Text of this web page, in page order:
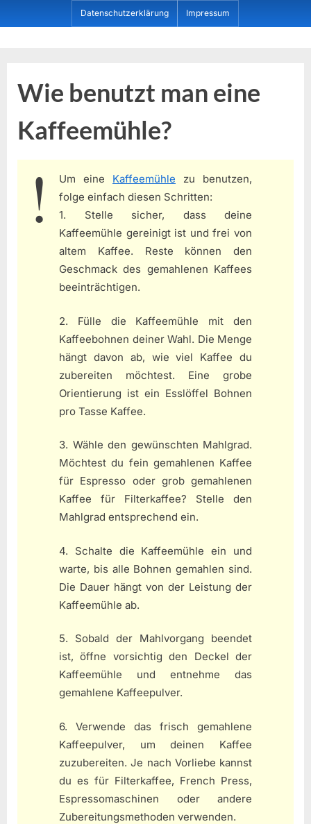
to
Datenschutzerklärung Impressum
Wie benutzt man eine
Kaffeemühle?
Um eine Kaffeemühle zu benutzen,
folge einfach diesen Schritten:
1. Stelle sicher, dass deine
Kaffeemühle gereinigt ist und frei von
altem Kaffee. Reste können den
Geschmack des gemahlenen Kaffees
beeinträchtigen.
2. Fülle die Kaffeemühle mit den
Kaffeebohnen deiner Wahl. Die Menge
hängt davon ab, wie viel Kaffee du
zubereiten möchtest. Eine grobe
Orientierung ist ein Esslöffel Bohnen
pro Tasse Kaffee.
3. Wähle den gewünschten Mahlgrad.
Möchtest du fein gemahlenen Kaffee
für Espresso oder grob gemahlenen
Kaffee für Filterkaffee? Stelle den
Mahlgrad entsprechend ein.
4. Schalte die Kaffeemühle ein und
warte, bis alle Bohnen gemahlen sind.
Die Dauer hängt von der Leistung der
Kaffeemühle ab.
5. Sobald der Mahlvorgang beendet
ist, öffne vorsichtig den Deckel der
Kaffeemühle und entnehme das
gemahlene Kaffeepulver.
6. Verwende das frisch gemahlene
Kaffeepulver, um deinen Kaffee
zuzubereiten. Je nach Vorliebe kannst
du es für Filterkaffee, French Press,
Espressomaschinen oder andere
Zubereitungsmethoden verwenden.